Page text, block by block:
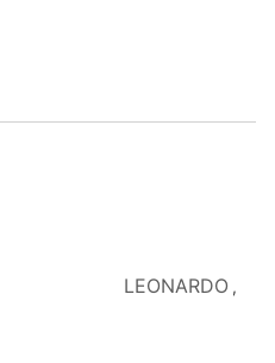
LEONARDO ,